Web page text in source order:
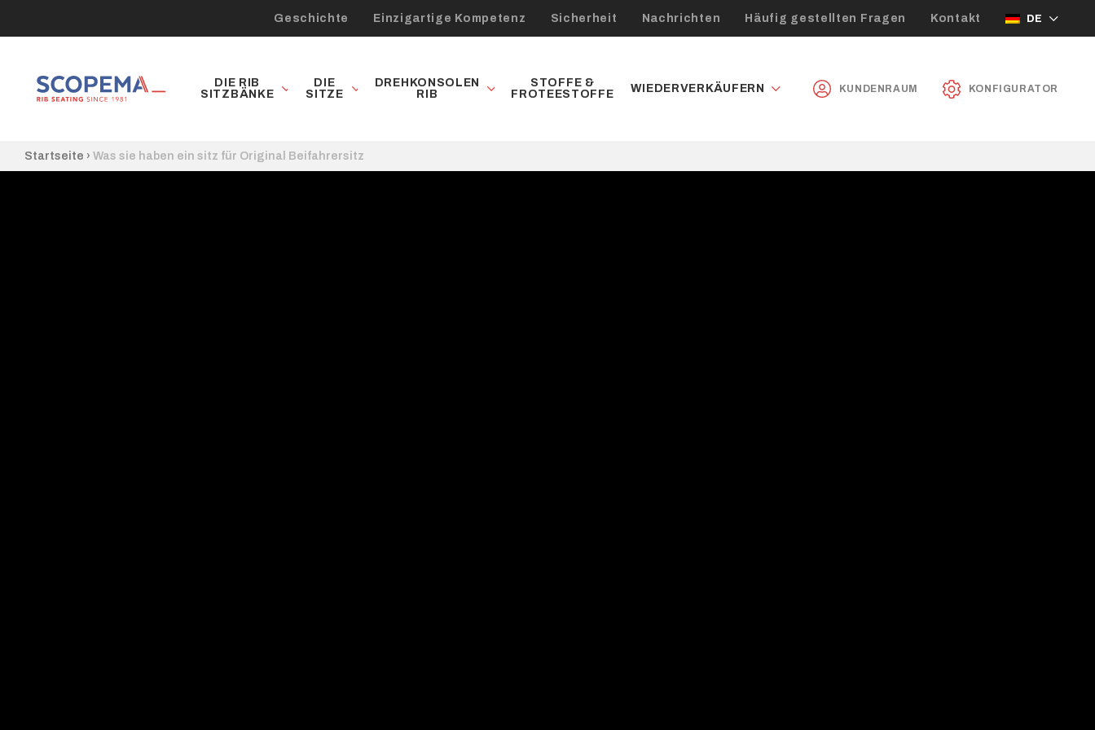
Geschichte Einzigartige Kompetenz Sicherheit Nachrichten Häufig gestellten Fragen Kontakt DE
DIE RIB
SITZBÄNKE
DIE
SITZE
DREHKONSOLEN
RIB
STOFFE &
FROTEESTOFFE
WIEDERVERKÄUFERN KUNDENRAUM KONFIGURATOR
Startseite › Was sie haben ein sitz für Original Beifahrersitz